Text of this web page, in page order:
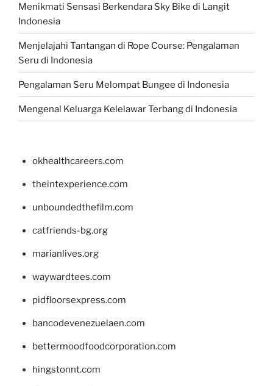
Menikmati Sensasi Berkendara Sky Bike di Langit
Indonesia
Menjelajahi Tantangan di Rope Course: Pengalaman
Seru di Indonesia
Pengalaman Seru Melompat Bungee di Indonesia
Mengenal Keluarga Kelelawar Terbang di Indonesia
okhealthcareers.com
theintexperience.com
unboundedthefilm.com
catfriends-bg.org
marianlives.org
waywardtees.com
pidfloorsexpress.com
bancodevenezuelaen.com
bettermoodfoodcorporation.com
hingstonnt.com